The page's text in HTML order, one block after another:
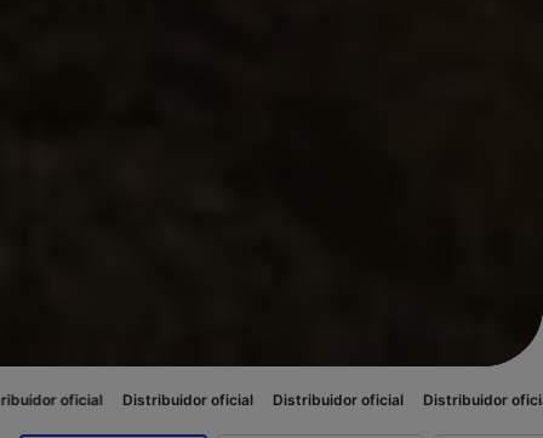
Distribuidor oficial Distribuidor oficial Distribuidor oficial